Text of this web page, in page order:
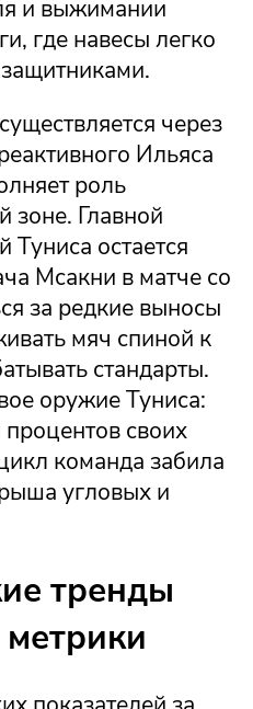
и выжимании
где навесы легко
через
Ильяса
роль
зоне. Главной
остается
Мсакни в матче со
за редкие выносы
мяч спиной к
стандарты.
оружие Туниса:
своих
команда забила
угловых и
тренды